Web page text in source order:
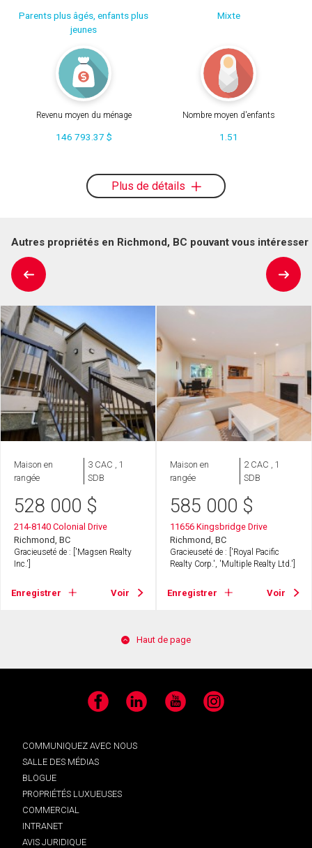
Parents plus âgés, enfants plus
jeunes
Mixte
Revenu moyen du ménage
146 793.37 $
Nombre moyen d'enfants
1.51
Plus de détails
Autres propriétés en Richmond, BC pouvant vous intéresser
Maison en
rangée
3 CAC , 1
SDB
528 000 $
214-8140 Colonial Drive
Richmond, BC
Gracieuseté de : ['Magsen Realty
Inc.']
Enregistrer Voir
Maison en
rangée
2 CAC , 1
SDB
585 000 $
11656 Kingsbridge Drive
Richmond, BC
Gracieuseté de : ['Royal Pacific
Realty Corp.', 'Multiple Realty Ltd.']
Enregistrer Voir
Haut de page
Facebook LinkedIn YouTube Instagram
COMMUNIQUEZ AVEC NOUS
SALLE DES MÉDIAS
BLOGUE
PROPRIÉTÉS LUXUEUSES
COMMERCIAL
INTRANET
AVIS JURIDIQUE